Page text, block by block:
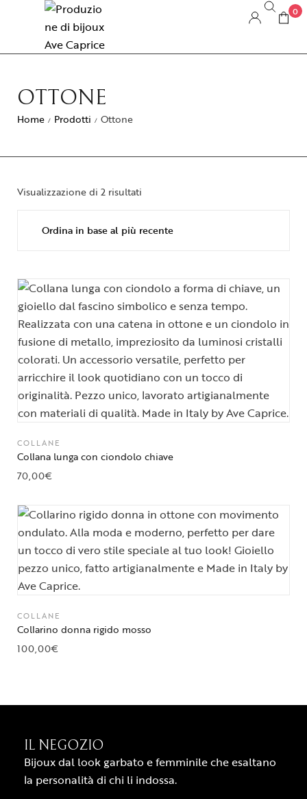
0
OTTONE
Home / Prodotti / Ottone
Visualizzazione di 2 risultati
COLLANE
Collana lunga con ciondolo chiave
70,00€
COLLANE
Collarino donna rigido mosso
100,00€
IL NEGOZIO
Bijoux dal look garbato e femminile che esaltano
la personalità di chi li indossa.